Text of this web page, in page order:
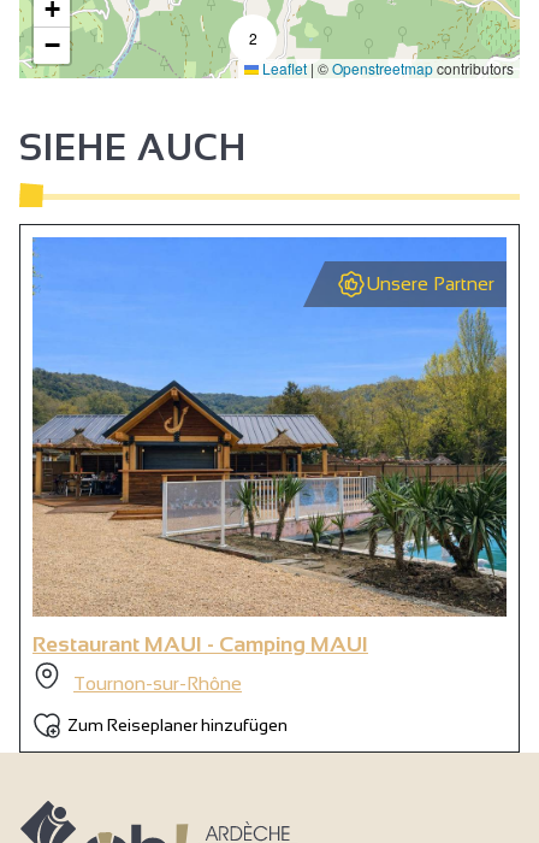
2
+
−
Leaflet | ©Openstreetmapcontributors
SIEHE AUCH
Unsere Partner
Restaurant MAUI - Camping MAUI
Tournon-sur-Rhône
Zum Reiseplaner hinzufügen